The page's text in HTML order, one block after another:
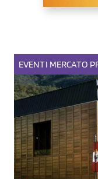
EVENTI MERCATO